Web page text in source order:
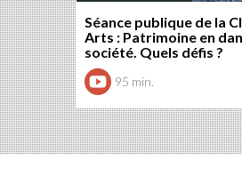
Séance publique de la
Arts : Patrimoine en
société. Quels défis ?
95 min.